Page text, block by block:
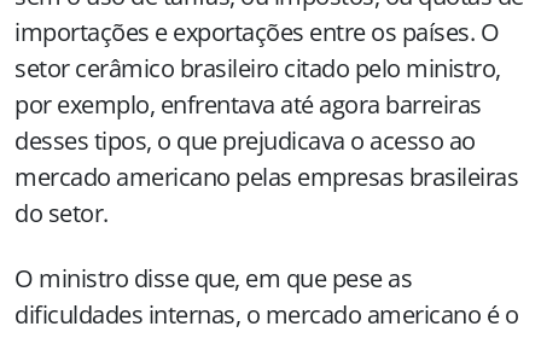
importações e exportações entre os países. O
setor cerâmico brasileiro citado pelo ministro,
por exemplo, enfrentava até agora barreiras
desses tipos, o que prejudicava o acesso ao
mercado americano pelas empresas brasileiras
do setor.
O ministro disse que, em que pese as
dificuldades internas, o mercado americano é o